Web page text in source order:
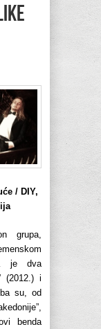
/ DIY,
grupa,
je dva
(2012.) i
su, od
benda